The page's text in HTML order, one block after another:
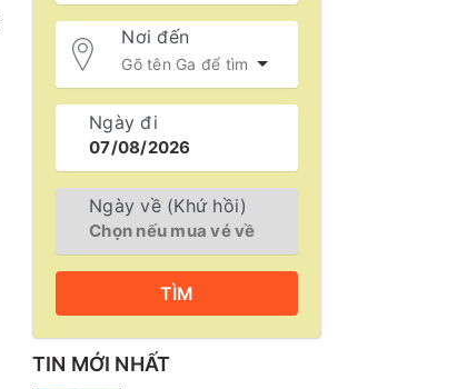
Nơi đến
Ngày đi
Ngày về (Khứ hồi)
TÌM
TIN MỚI NHẤT